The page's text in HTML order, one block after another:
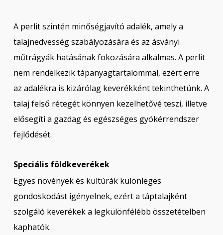
A perlit szintén minőségjavító adalék, amely a
talajnedvesség szabályozására és az ásványi
műtrágyák hatásának fokozására alkalmas. A perlit
nem rendelkezik tápanyagtartalommal, ezért erre
az adalékra is kizárólag keverékként tekinthetünk. A
talaj felső rétegét könnyen kezelhetővé teszi, illetve
elősegíti a gazdag és egészséges gyökérrendszer
fejlődését.
Speciális földkeverékek
Egyes növények és kultúrák különleges
gondoskodást igényelnek, ezért a táptalajként
szolgáló keverékek a legkülönfélébb összetételben
kaphatók.